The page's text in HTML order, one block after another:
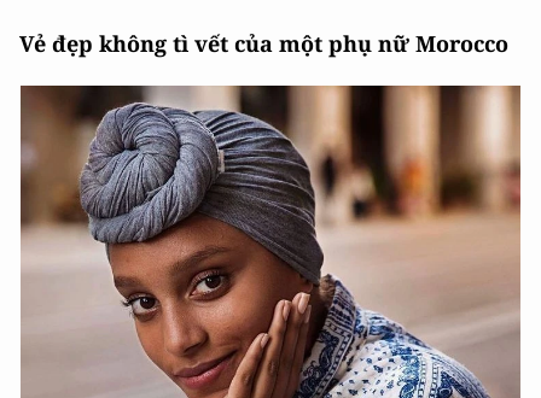
Vẻ đẹp không tì vết của một phụ nữ Morocco